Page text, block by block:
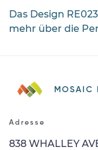
Das Design
mehr über die
MOSAIC
Adresse
838 WHALLEY